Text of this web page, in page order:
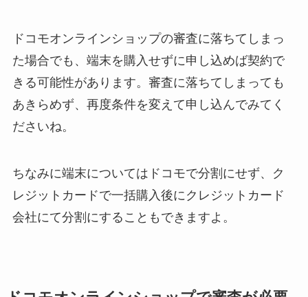
ドコモオンラインショップの審査に落ちてしまっ
た場合でも、端末を購入せずに申し込めば契約で
きる可能性があります。審査に落ちてしまっても
あきらめず、再度条件を変えて申し込んでみてく
ださいね。
ちなみに端末についてはドコモで分割にせず、ク
レジットカードで一括購入後にクレジットカード
会社にて分割にすることもできますよ。